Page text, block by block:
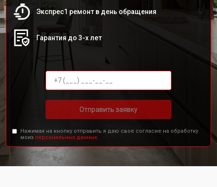
Экспрес1 ремонт в день обращения
Гарантия до 3-х лет
Отправить заявку
Нажимая на кнопку отправить я даю свое согласие на обработку
моих персональных данных.